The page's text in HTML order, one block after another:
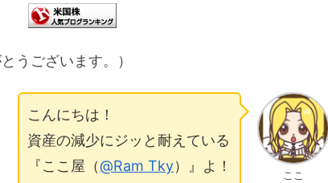
うございます。）
ここ
こんにちは！
資産の減少にジッと耐えている
『ここ屋（@Ram Tky）』よ！